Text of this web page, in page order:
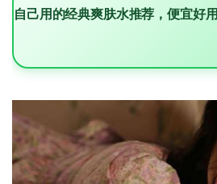
自己用的经典爽肤水推荐，便宜好用